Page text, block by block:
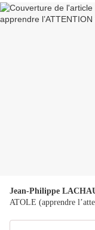
Jean-Philippe
ATOLE (apprendre